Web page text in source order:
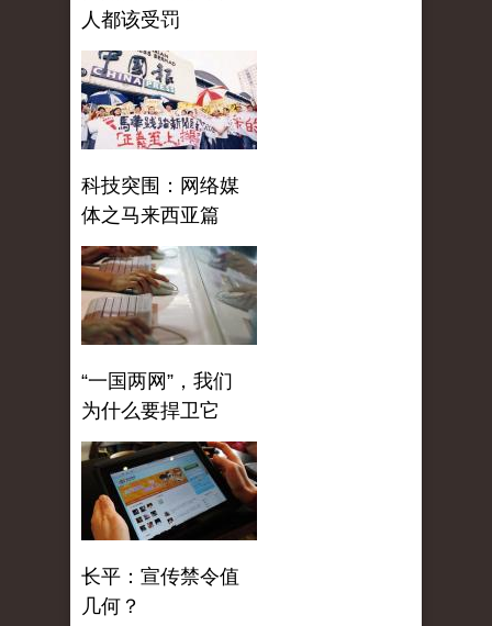
人都该受罚
科技突围：网络媒
体之马来西亚篇
“一国两网”，我们
为什么要捍卫它
长平：宣传禁令值
几何？